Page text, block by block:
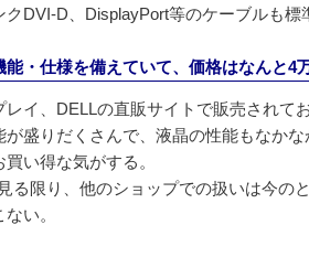
クDVI-D、DisplayPort等のケーブルも標
能・仕様を備えていて、価格はなんと4
レイ、DELLの直販サイトで販売されて
が盛りだくさんで、液晶の性能もなか
い得な気がする。
る限り、他のショップでの扱いは今の
い。